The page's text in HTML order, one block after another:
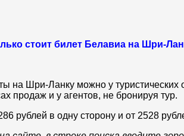
стоит билет Белавиа на Шри-
на Шри-Ланку можно у туристических
продаж и у агентов, не бронируя тур.
рублей в одну сторону и от 2528